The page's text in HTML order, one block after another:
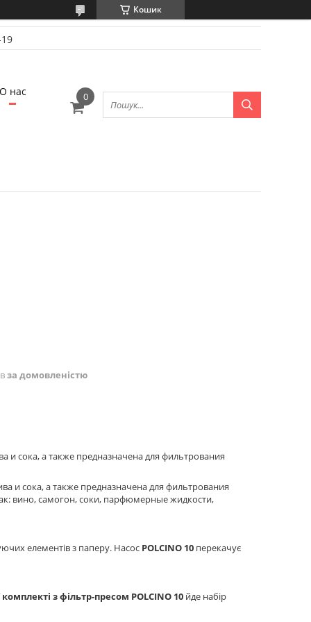
Кошик
О нас
за домовленістю
и сока, а также предназначена для фильтрования
и сока, а также предназначена для фильтрования
вино, самогон, соки, парфюмерные жидкости,
елементів з паперу. Насос POLCINO 10 перекачує
з фільтр-пресом POLCINO 10 йде набір